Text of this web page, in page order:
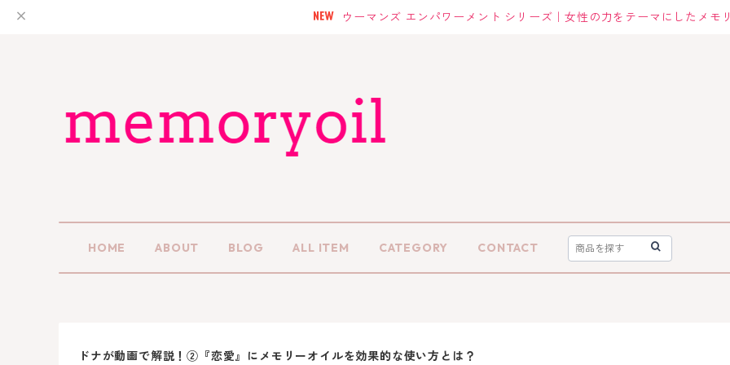
ウーマンズ エンパワーメント シリーズ｜女性の力をテーマにしたメモ
HOME ABOUT BLOG ALL ITEM CATEGORY CONTACT
ドナが動画で解説！②『恋愛』にメモリーオイルを効果的な使い方とは？